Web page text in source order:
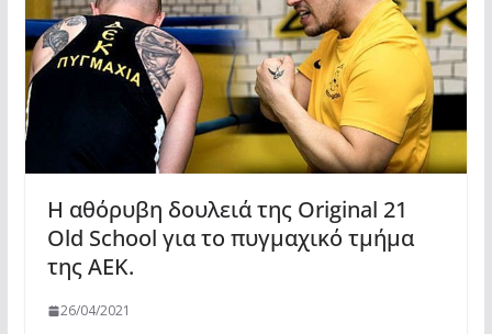
Η αθόρυβη δουλειά της Original 21
Old School για το πυγμαχικό τμήμα
της ΑΕΚ.
26/04/2021